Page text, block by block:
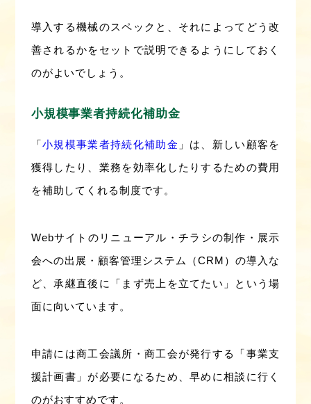
導入する機械のスペックと、それによってどう改
善されるかをセットで説明できるようにしておく
のがよいでしょう。
小規模事業者持続化補助金
「小規模事業者持続化補助金 」は、新しい顧客を
獲得したり、業務を効率化したりするための費用
を補助してくれる制度です。
Webサイトのリニューアル・チラシの制作・展示
会への出展・顧客管理システム（CRM）の導入な
ど、承継直後に「まず売上を立てたい」という場
面に向いています。
申請には商工会議所・商工会が発行する「事業支
援計画書」が必要になるため、早めに相談に行く
のがおすすめです。